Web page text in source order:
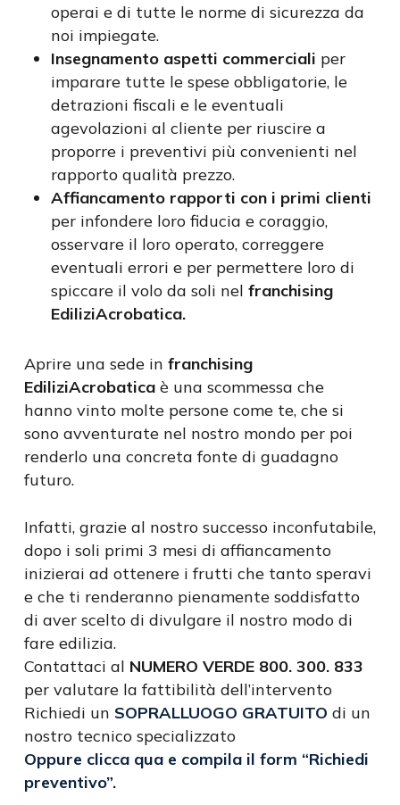
operai e di tutte le norme di sicurezza da
noi impiegate.
Insegnamento aspetti commerciali per
imparare tutte le spese obbligatorie, le
detrazioni fiscali e le eventuali
agevolazioni al cliente per riuscire a
proporre i preventivi più convenienti nel
rapporto qualità prezzo.
Affiancamento rapporti con i primi clienti
per infondere loro fiducia e coraggio,
osservare il loro operato, correggere
eventuali errori e per permettere loro di
spiccare il volo da soli nel franchising
EdiliziAcrobatica.
Aprire una sede in franchising
EdiliziAcrobaticaè una scommessa che
hanno vinto molte persone come te, che si
sono avventurate nel nostro mondo per poi
renderlo una concreta fonte di guadagno
futuro.
Infatti, grazie al nostro successo inconfutabile,
dopo i soli primi 3 mesi di affiancamento
inizierai ad ottenere i frutti che tanto speravi
e che ti renderanno pienamente soddisfatto
di aver scelto di divulgare il nostro modo di
fare edilizia.
Contattaci al NUMERO VERDE 800. 300. 833
per valutare la fattibilità dell’intervento
Richiedi un SOPRALLUOGO GRATUITO di un
nostro tecnico specializzato
Oppure clicca qua e compila il form “Richiedi
preventivo”.